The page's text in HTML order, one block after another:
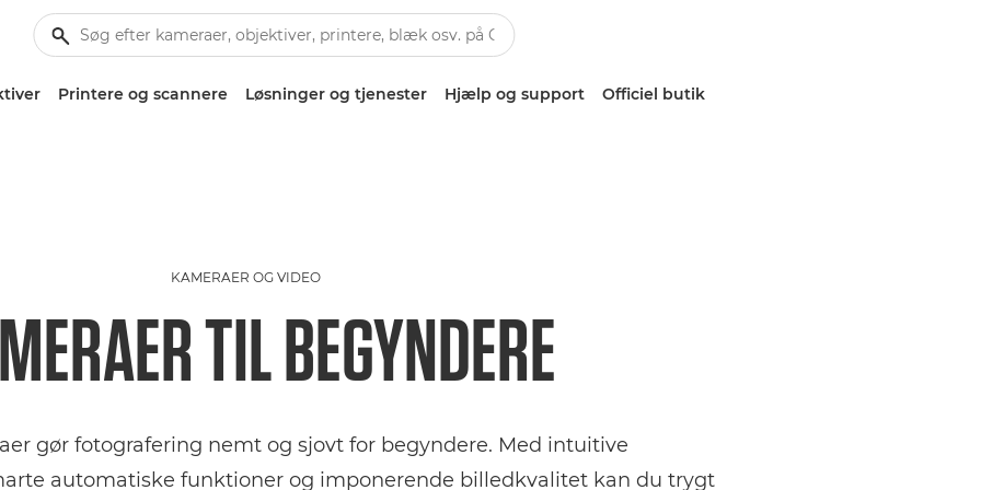
Printere og scannere Løsninger og tjenester Hjælp og support Officiel butik
KAMERAER OG VIDEO
TIL BEGYNDERE
gør fotografering nemt og sjovt for begyndere. Med intuitive
automatiske funktioner og imponerende billedkvalitet kan du trygt